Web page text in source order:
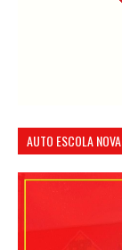
AUTO ESCOLA NOVA